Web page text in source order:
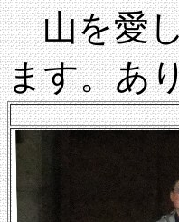
山を愛し
ます。あ